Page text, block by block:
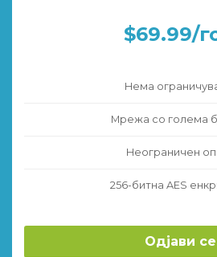
$69.99/
Нема
Мрежа со голема
Неограничен
256-битна AES
Одјави се